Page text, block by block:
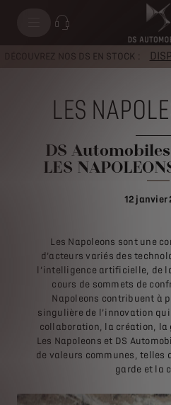
DÉCOUVREZ NOS DS EN STOCK :
LES
DS
LES
12 janvier
Les Napoleons sont une
d’acteurs variés des
l’intelligence artificielle, de
cours de sommets de
Napoleons contribuent à
singulière de l’innovation
collaboration, la création, la
Les Napoleons et DS
de valeurs communes, telles
garde et la